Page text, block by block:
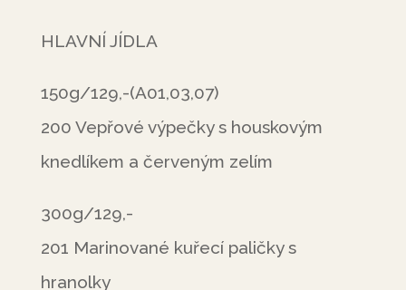
HLAVNÍ JÍDLA
150g/129,-(A01,03,07)
200 Vepřové výpečky s houskovým
knedlíkem a červeným zelím
300g/129,-
201 Marinované kuřecí paličky s
hranolky